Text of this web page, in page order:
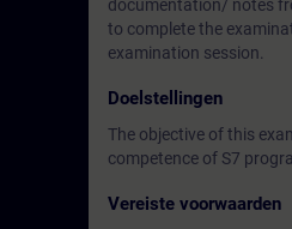
documentation/ notes
to complete the
examination session.
Doelstellingen
The objective of this
competence of S7
Vereiste voorwaarden